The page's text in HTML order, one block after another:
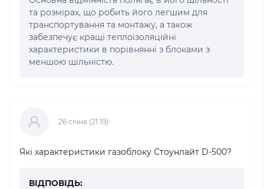
та розмірах, що робить його легшим для
транспортування та монтажу, а також
забезпечує кращі теплоізоляційні
характеристики в порівнянні з блоками з
меншою щільністю.
26 cічня (21:19)
Які характеристики газоблоку Стоунлайт D-500?
ВІДПОВІДЬ: